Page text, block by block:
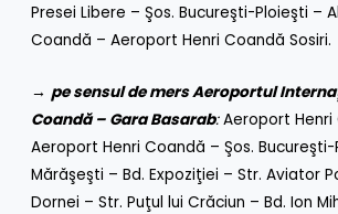
Presei Libere – Şos. Bucureşti-Ploieşti –
Coandă – Aeroport Henri Coandă Sosiri.
→ pe sensul de mers Aeroportul
Coandă – Gara Basarab:Aeroport Henri
Aeroport Henri Coandă – Şos. Bucureşti-
Mărăşeşti – Bd. Expoziţiei – Str. Aviator
Dornei – Str. Puţul lui Crăciun – Bd. Ion